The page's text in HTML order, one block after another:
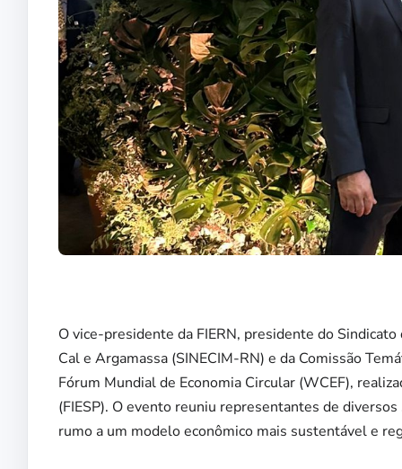
O vice-presidente da FIERN, presidente do
Cal e Argamassa (SINECIM-RN) e da Comissão
Fórum Mundial de Economia Circular (WCEF),
(FIESP). O evento reuniu representantes de
rumo a um modelo econômico mais sustentável e